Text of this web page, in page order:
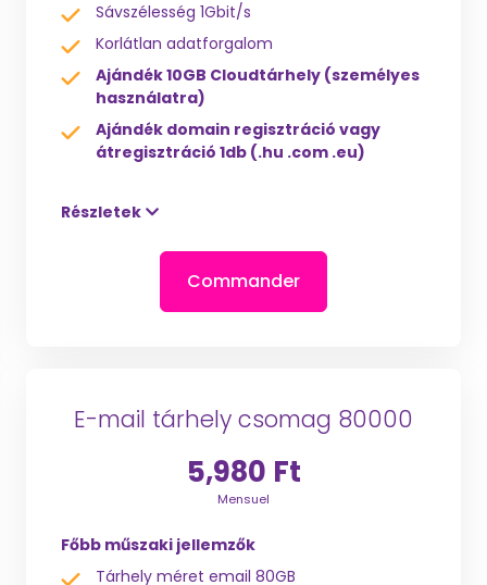
Sávszélesség 1Gbit/s
Korlátlan adatforgalom
Ajándék 10GB Cloudtárhely (személyes
használatra)
Ajándék domain regisztráció vagy
átregisztráció 1db (.hu .com .eu)
Részletek
Commander
E-mail tárhely csomag 80000
5,980 Ft
Mensuel
Főbb műszaki jellemzők
Tárhely méret email 80GB